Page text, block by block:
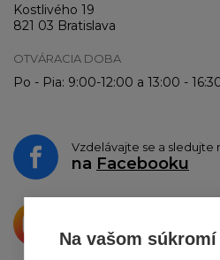
Kostlivého 19
821 03 Bratislava
OTVÁRACIA DOBA
Po - Pia: 9:00-12:00 a 13:00 -
Vzdelávajte se a sledujte
na Facebooku
o zdieľanie na
Na vašom